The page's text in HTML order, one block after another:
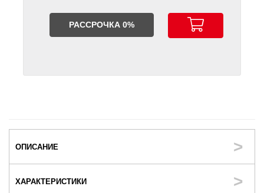
РАССРОЧКА 0%
ОПИСАНИЕ
ХАРАКТЕРИСТИКИ